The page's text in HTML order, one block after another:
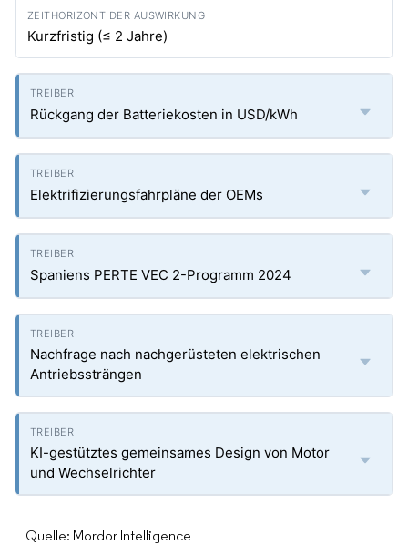
Kurzfristig (≤ 2 Jahre)
Rückgang der Batteriekosten in USD/kWh
Elektrifizierungsfahrpläne der OEMs
Spaniens PERTE VEC 2-Programm 2024
Nachfrage nach nachgerüsteten elektrischen
Antriebssträngen
KI-gestütztes gemeinsames Design von Motor
und Wechselrichter
Quelle: Mordor Intelligence